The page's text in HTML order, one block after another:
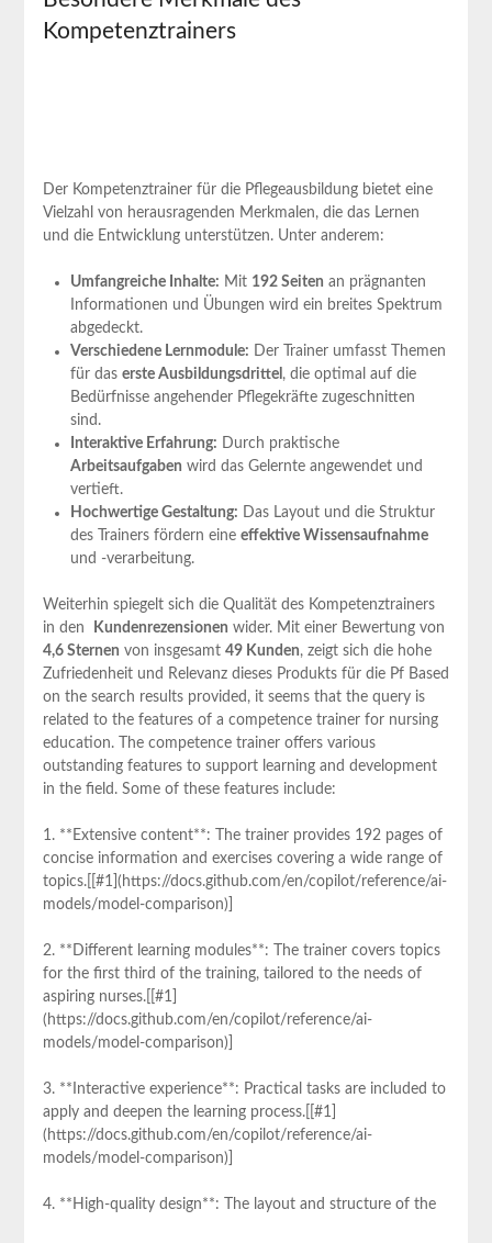
Kompetenztrainers
Der Kompetenztrainer für die Pflegeausbildung ⁣bietet eine
Vielzahl von herausragenden Merkmalen, die das Lernen
und die Entwicklung unterstützen. Unter anderem:
Umfangreiche Inhalte: Mit 192 Seiten an prägnanten
Informationen und Übungen ⁤wird ein⁣ breites Spektrum
abgedeckt.
Verschiedene Lernmodule: Der ⁢Trainer umfasst Themen
für das erste Ausbildungsdrittel , die optimal auf die
Bedürfnisse angehender Pflegekräfte zugeschnitten
sind.
Interaktive Erfahrung: Durch praktische
Arbeitsaufgaben ⁤wird das Gelernte angewendet und
vertieft.
Hochwertige ⁤Gestaltung: Das Layout und die Struktur
des⁢ Trainers fördern eine effektive Wissensaufnahme​
und ‍-verarbeitung.
Weiterhin spiegelt sich die Qualität des ‌Kompetenztrainers
in den ⁣
Kundenrezensionen wider. Mit einer Bewertung von⁣
4,6‌ Sternen ⁣von insgesamt 49 Kunden, zeigt sich die hohe
Zufriedenheit und Relevanz dieses Produkts für die Pf Based
on the search results provided, it seems ⁤that the ⁤query is
related‌ to the features of a competence trainer for nursing
education. The competence trainer offers various
outstanding features to support learning and development
in the field.‌ Some of these features include:
1. **Extensive content**: The trainer provides 192 pages of
concise information and exercises covering a wide range ​of
topics.[[#1](https://docs.github.com/en/copilot/reference/ai-
models/model-comparison)]
2.​ **Different ​learning modules**: The trainer covers ⁣topics
for the first third of the training, tailored to ​the ‍needs of​
aspiring nurses.[[#1]
(https://docs.github.com/en/copilot/reference/ai-
models/model-comparison)]
3. ⁤**Interactive experience**: Practical tasks are⁣ included to
apply and deepen ⁣the learning process.[[#1]
(https://docs.github.com/en/copilot/reference/ai-
models/model-comparison)]
4. ⁣**High-quality design**: The layout and structure of the